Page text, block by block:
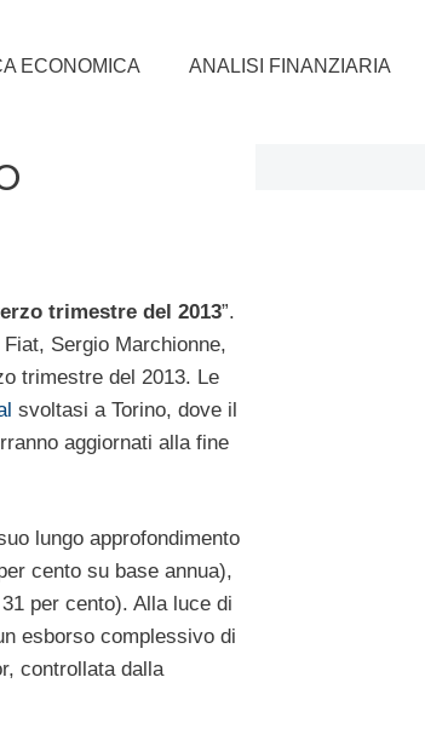
ECONOMICA ANALISI FINANZIARIA
trimestre del 2013”.
Sergio Marchionne,
trimestre del 2013. Le
svoltasi a Torino, dove il
aggiornati alla fine
lungo approfondimento
cento su base annua),
per cento). Alla luce di
esborso complessivo di
controllata dalla